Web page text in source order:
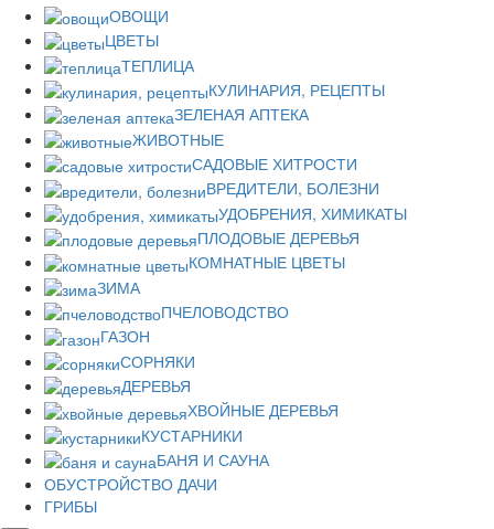
ОВОЩИ
ЦВЕТЫ
ТЕПЛИЦА
КУЛИНАРИЯ, РЕЦЕПТЫ
ЗЕЛЕНАЯ АПТЕКА
ЖИВОТНЫЕ
САДОВЫЕ ХИТРОСТИ
ВРЕДИТЕЛИ, БОЛЕЗНИ
УДОБРЕНИЯ, ХИМИКАТЫ
ПЛОДОВЫЕ ДЕРЕВЬЯ
КОМНАТНЫЕ ЦВЕТЫ
ЗИМА
ПЧЕЛОВОДСТВО
ГАЗОН
СОРНЯКИ
ДЕРЕВЬЯ
ХВОЙНЫЕ ДЕРЕВЬЯ
КУСТАРНИКИ
БАНЯ И САУНА
ОБУСТРОЙСТВО ДАЧИ
ГРИБЫ